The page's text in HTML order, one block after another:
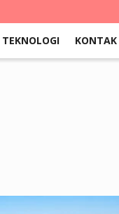
TEKNOLOGI KONTAK